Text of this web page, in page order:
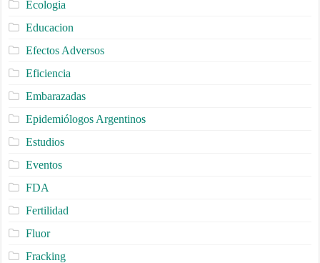
Ecologia
Educacion
Efectos Adversos
Eficiencia
Embarazadas
Epidemiólogos Argentinos
Estudios
Eventos
FDA
Fertilidad
Fluor
Fracking